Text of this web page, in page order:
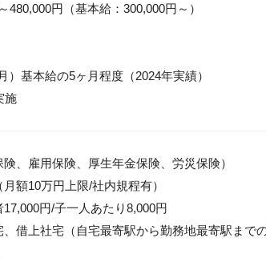
480,000円（基本給：300,000円～）
基本給の5ヶ月程度（2024年実績）
施
、雇用保険、厚生年金保険、労災保険）
額10万円上限/社内規程有）
円/子一人あたり8,000円
、借上社宅（自宅最寄駅から勤務地最寄駅まで